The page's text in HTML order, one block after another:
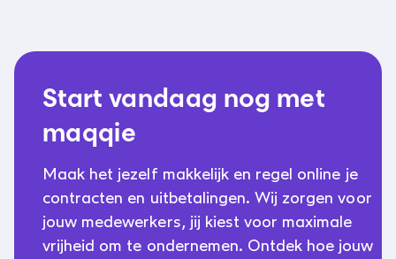
Start vandaag nog met
maqqie
Maak het jezelf makkelijk en regel online je
contracten en uitbetalingen. Wij zorgen voor
jouw medewerkers, jij kiest voor maximale
vrijheid om te ondernemen. Ontdek hoe jouw